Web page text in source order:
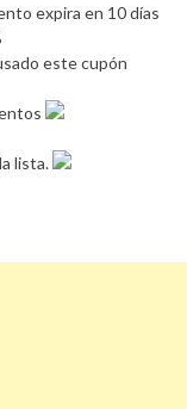
expira en 10 días
este cupón
lista.